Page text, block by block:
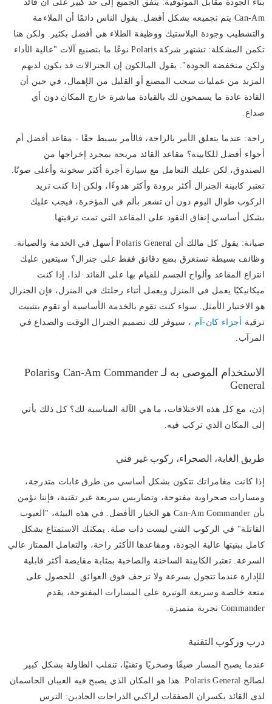
بناء الجودة مقابل الموثوقية: يتفق الجميع إلى حد كبير على أن قائد
Can-Am يتم تجميعه بشكل أفضل. يقول الناس دائمًا أن الملاءمة
والتشطيب وجودة البلاستيك ووظيفة الطلاء هي أفضل بكثير. ولكن هنا
تكمن المشكلة: تشتهر شركة Polaris نوعًا ما بتصنيع آلات "عالية الأداء
ولكن منخفضة الجودة". يقول المالكون إن الجنرالات قد يكون لديهم
المزيد من عمليات سحب المصنع أو القليل من الإهمال، في حين أن
القادة عادة ما يسمحون لك بالقيادة مباشرة خارج المكان دون أي
صداع.
راحة: عندما يتعلق الأمر بالراحة، فالأمر بسيط حقًا - مقاعد أفضل أم
أجواء أفضل للكابينة؟ مقاعد القائد مريحة بمجرد إخراجها من
الصندوق، لكن عليك التعامل مع سيارة أجرة أكثر سخونة وأعلى صوتًا.
تعتبر كابينة الجنرال أكثر برودة وأكثر هدوءًا، ولكن إذا كنت تريد
الركوب طوال اليوم دون أن تشعر بألم في المؤخرة، فيجب عليك
بشكل أساسي إنفاق النقود على المقاعد التي تمت ترقيتها.
صيانة:
يقول كل مالك أن Polaris General أسهل في الخدمة والصيانة.
وظائف بسيطة تستغرق بضع دقائق فقط على جنرال؟ سيتعين عليك
انتزاع المقاعد وألواح الجسم للقيام بها على القائد. لذا، إذا كنت
ميكانيكيًا يعمل في المنزل ويعمل أثناء رحلتك في المنزل، فإن الجنرال
هو الاختيار الأمثل. سواء كنت تقوم بالخدمة الأساسية أو تقوم بتثبيت
ترقية
أجزاء كان-آم ، سيوفر لك تصميم الجنرال الوقت والصداع في
المرآب.
الاستخدام الموصى به لـ Can-Am Commander وPolaris
General
إذن، مع كل هذه الاختلافات، ما هي الآلة المناسبة لك؟ كل ذلك يأتي
إلى المكان الذي تركب فيه.
طريق الغابة، الصحراء، ركوب غير فني
إذا كانت مغامراتك تتكون بشكل أساسي من طرق غابات متدرجة،
ومسارات صحراوية مفتوحة، وتضاريس سريعة غير تقنية، فإننا نؤمن
بأن Can-Am Commander هو الخيار الأفضل. في هذه البيئة، "العيوب
القاتلة" في الركوب الفني ليست ذات صلة. يمكنك الاستمتاع بشكل
كامل ببنيتها عالية الجودة، ومقاعدها الأكثر راحة، والتعامل الممتاز عالي
السرعة. تعتبر الكابينة الساخنة والصاخبة بمثابة مقايضة أكثر قابلية
للإدارة عندما تتجول بسرعة ولا تزحف فوق العوائق. للحصول على
متعة خالصة وسريعة الوتيرة على المسارات المفتوحة، يقدم
Commander تجربة متميزة.
درب وركوب التقنية
عندما يصبح المسار ضيقًا وصخريًا وتقنيًا، تنقلب الطاولة بشكل كبير
لصالح Polaris General. هذا هو المكان الذي يصبح فيه العيبان الحاسمان
لدى القائد يكسران الصفقات لراكبي الدراجات الجادين: الترس